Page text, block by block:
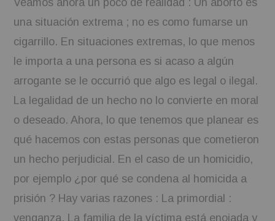
Veamos ahora un poco de realidad : Un aborto es
una situación extrema ; no es como fumarse un
cigarrillo. En situaciones extremas, lo que menos
le importa a una persona es si acaso a algún
arrogante se le occurrió que algo es legal o ilegal.
La legalidad de un hecho no lo convierte en moral
o deseado. Ahora, lo que tenemos que planear es
qué hacemos con estas personas que cometieron
un hecho perjudicial. En el caso de un homicidio,
por ejemplo ¿por qué se condena al homicida a
prisión ? Hay varias razones : La primordial :
venganza. La familia de la víctima está enojada y